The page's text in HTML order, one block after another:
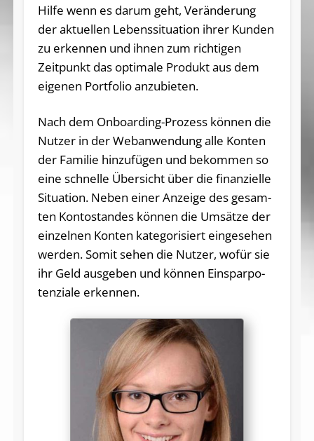
Hilfe wenn es darum geht, Veränderung
der aktuellen Lebenssituation ihrer Kunden
zu erkennen und ihnen zum richtigen
Zeitpunkt das optimale Produkt aus dem
eigenen Portfolio anzubieten.
Nach dem On­boar­ding-Pro­zess kön­nen die
Nut­zer in der Web­an­wen­dung al­le Kon­ten
der Fa­mi­lie hin­zu­fü­gen und be­kom­men so
ei­ne schnel­le Über­sicht über die fi­nan­zi­el­le
Si­tua­ti­on. Ne­ben ei­ner An­zei­ge des ge­sam­
ten Kon­to­stan­des kön­nen die Um­sät­ze der
ein­zel­nen Kon­ten ka­te­go­ri­siert ein­ge­se­hen
wer­den. So­mit se­hen die Nut­zer, wo­für sie
ihr Geld aus­ge­ben und kön­nen Ein­spar­po­
ten­zia­le erkennen.